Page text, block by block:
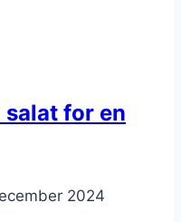
for en
2024